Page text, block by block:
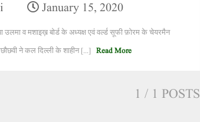
January 15, 2020
उलमा व मशाइख़ बोर्ड के अध्यक्ष एवं वर्ल्ड सूफी फ़ोरम के चेयरमैन
ने कल दिल्ली के शाहीन [...] Read More
1 / 1 POSTS